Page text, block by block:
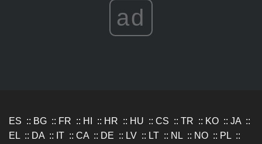
ad
ES :: BG :: FR :: HI :: HR :: HU :: CS :: TR :: KO :: JA ::
EL :: DA :: IT :: CA :: DE :: LV :: LT :: NL :: NO :: PL ::